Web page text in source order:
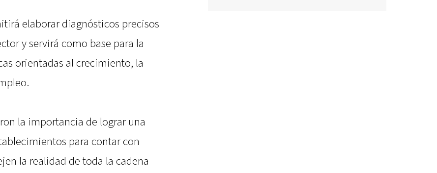
elaborar diagnósticos precisos
y servirá como base para la
orientadas al crecimiento, la
la importancia de lograr una
para contar con
la realidad de toda la cadena